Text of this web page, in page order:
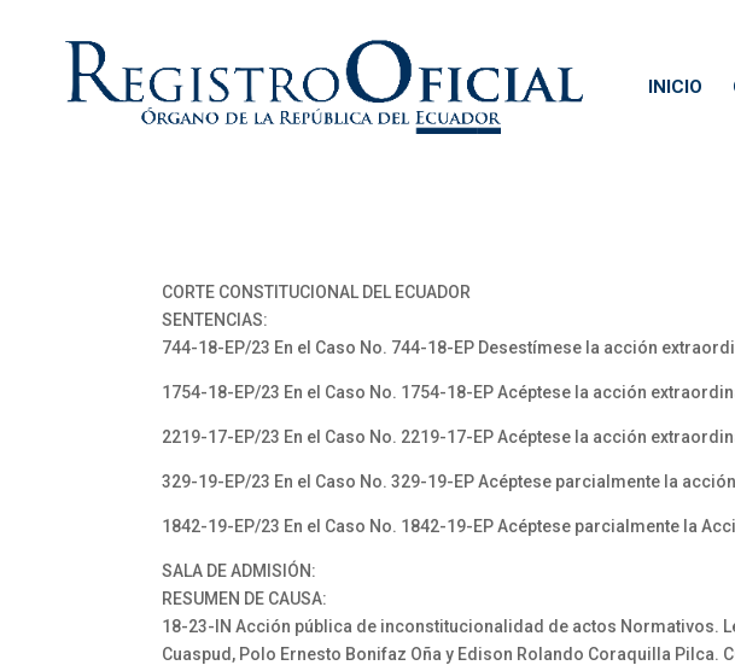
INICIO
CORTE CONSTITUCIONAL DEL ECUADOR
SENTENCIAS:
744-18-EP/23 En el Caso No. 744-18-EP Desestímese la acción
1754-18-EP/23 En el Caso No. 1754-18-EP Acéptese la acción
2219-17-EP/23 En el Caso No. 2219-17-EP Acéptese la acción
329-19-EP/23 En el Caso No. 329-19-EP Acéptese parcialmente la
1842-19-EP/23 En el Caso No. 1842-19-EP Acéptese parcialmente la
SALA DE ADMISIÓN:
RESUMEN DE CAUSA:
18-23-IN Acción pública de inconstitucionalidad de actos Normativos.
Cuaspud, Polo Ernesto Bonifaz Oña y Edison Rolando Coraquilla Pilca.